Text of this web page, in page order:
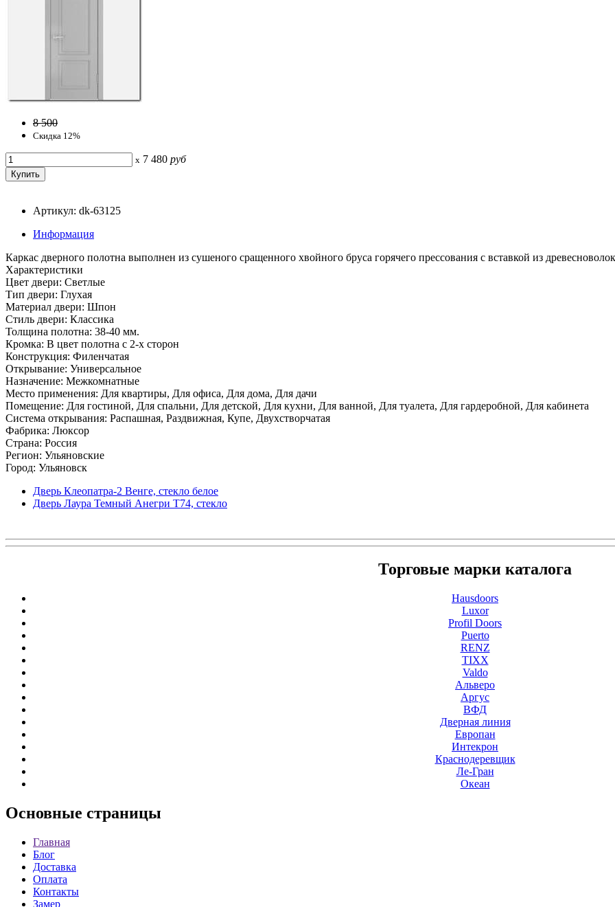
8 500
Скидка 12%
x 7 480 руб
Артикул: dk-63125
Информация
Каркас дверного полотна выполнен из сушеного сращенного хвойного бруса горячего прессования с вставкой из
Характеристики
Цвет двери: Светлые
Тип двери: Глухая
Материал двери: Шпон
Стиль двери: Классика
Толщина полотна: 38-40 мм.
Кромка: В цвет полотна с 2-х сторон
Конструкция: Филенчатая
Открывание: Универсальное
Назначение: Межкомнатные
Место применения: Для квартиры, Для офиса, Для дома, Для дачи
Помещение: Для гостиной, Для спальни, Для детской, Для кухни, Для ванной, Для туалета, Для гардеробной, Для кабинета
Система открывания: Распашная, Раздвижная, Купе, Двухстворчатая
Фабрика: Люксор
Страна: Россия
Регион: Ульяновские
Город: Ульяновск
Дверь Клеопатра-2 Венге, стекло белое
Дверь Лаура Темный Анегри Т74, стекло
Торговые марки каталога
Hausdoors
Luxor
Profil Doors
Puerto
RENZ
TIXX
Valdo
Альверо
Аргус
ВФД
Дверная линия
Европан
Интекрон
Краснодеревщик
Ле-Гран
Океан
Основные страницы
Главная
Блог
Доставка
Оплата
Контакты
Замер